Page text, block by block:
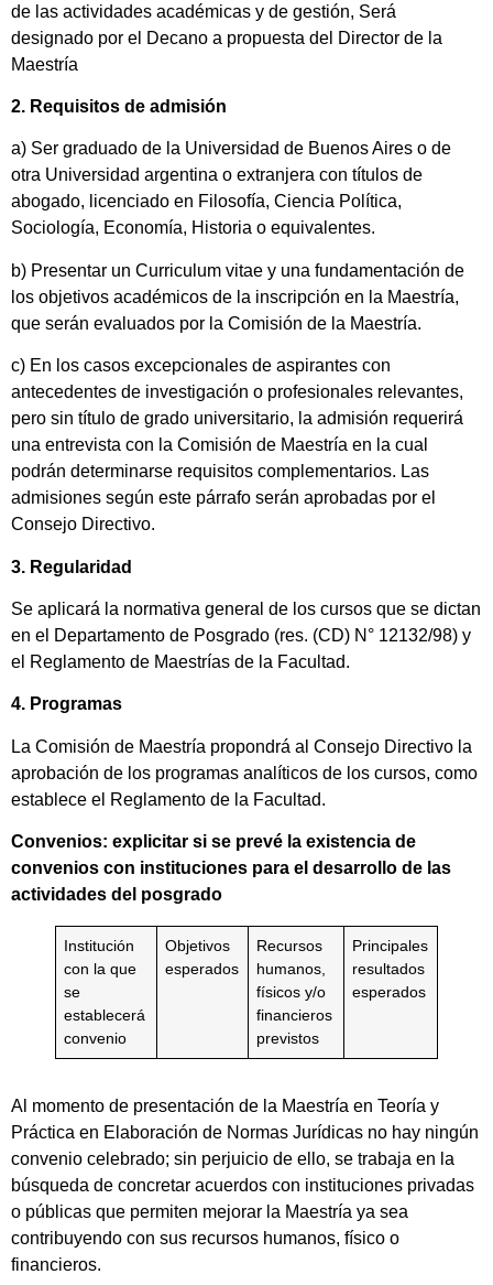
de las actividades académicas y de gestión, Será
designado por el Decano a propuesta del Director de la
Maestría
2. Requisitos de admisión
a) Ser graduado de la Universidad de Buenos Aires o de
otra Universidad argentina o extranjera con títulos de
abogado, licenciado en Filosofía, Ciencia Política,
Sociología, Economía, Historia o equivalentes.
b) Presentar un Curriculum vitae y una fundamentación de
los objetivos académicos de la inscripción en la Maestría,
que serán evaluados por la Comisión de la Maestría.
c) En los casos excepcionales de aspirantes con
antecedentes de investigación o profesionales relevantes,
pero sin título de grado universitario, la admisión requerirá
una entrevista con la Comisión de Maestría en la cual
podrán determinarse requisitos complementarios. Las
admisiones según este párrafo serán aprobadas por el
Consejo Directivo.
3. Regularidad
Se aplicará la normativa general de los cursos que se dictan
en el Departamento de Posgrado (res. (CD) N° 12132/98) y
el Reglamento de Maestrías de la Facultad.
4. Programas
La Comisión de Maestría propondrá al Consejo Directivo la
aprobación de los programas analíticos de los cursos, como
establece el Reglamento de la Facultad.
Convenios: explicitar si se prevé la existencia de
convenios con instituciones para el desarrollo de las
actividades del posgrado
Institución
con la que
se
establecerá
convenio
Objetivos
esperados
Recursos
humanos,
físicos y/o
financieros
previstos
Principales
resultados
esperados
Al momento de presentación de la Maestría en Teoría y
Práctica en Elaboración de Normas Jurídicas no hay ningún
convenio celebrado; sin perjuicio de ello, se trabaja en la
búsqueda de concretar acuerdos con instituciones privadas
o públicas que permiten mejorar la Maestría ya sea
contribuyendo con sus recursos humanos, físico o
financieros.